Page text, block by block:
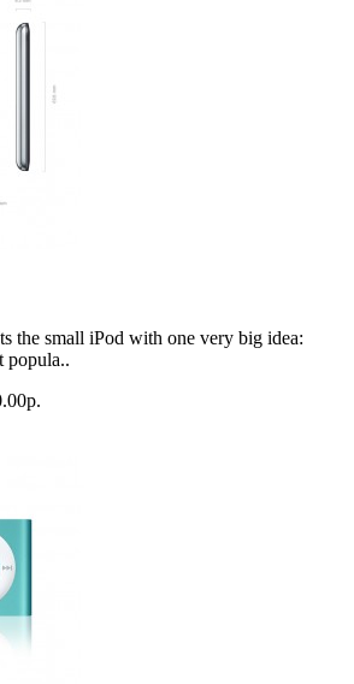
the small iPod with one very big idea:
popula..